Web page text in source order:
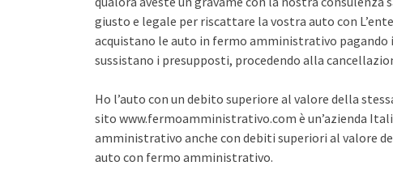
giusto e legale per riscattare la vostra auto con
acquistano le auto in fermo amministrativo
sussistano i presupposti, procedendo alla
Ho l’auto con un debito superiore al valore della
sito www.fermoamministrativo.com è un’azienda
amministrativo anche con debiti superiori al valore
auto con fermo amministrativo.